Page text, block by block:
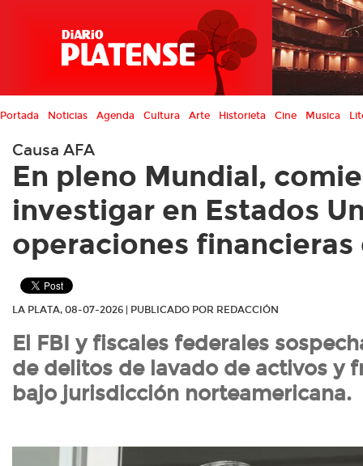
Portada Noticias Agenda Cultura Arte Historieta Cine Musica
Causa AFA
En pleno Mundial,
investigar en Estados
operaciones financieras
LA PLATA, 08-07-2026 | PUBLICADO POR REDACCIÓN
El FBI y fiscales federales
de delitos de lavado de activos y
bajo jurisdicción norteamericana.